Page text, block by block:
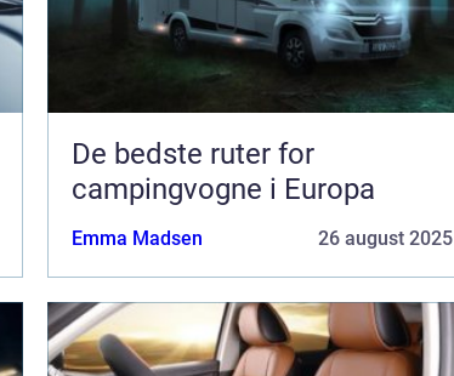
De bedste ruter for
campingvogne i Europa
Emma Madsen 26 august 2025